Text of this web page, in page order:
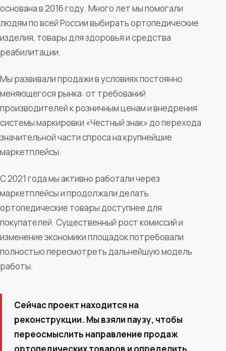
основана в 2016 году. Много лет мы помогали
людям по всей России выбирать ортопедические
изделия, товары для здоровья и средства
реабилитации.
Мы развивали продажи в условиях постоянно
меняющегося рынка: от требований
производителей к розничным ценам и внедрения
системы маркировки «Честный знак» до перехода
значительной части спроса на крупнейшие
маркетплейсы.
С 2021 года мы активно работали через
маркетплейсы и продолжали делать
ортопедические товары доступнее для
покупателей. Существенный рост комиссий и
изменение экономики площадок потребовали
полностью пересмотреть дальнейшую модель
работы.
Сейчас проект находится на
реконструкции. Мы взяли паузу, чтобы
переосмыслить направление продаж